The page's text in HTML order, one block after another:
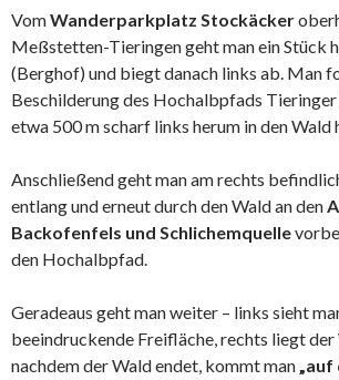
VomWanderparkplatz Stockäcker
Meßstetten-Tieringen geht man ein Stück
(Berghof) und biegt danach links ab. Man
Beschilderung des Hochalbpfads
etwa 500 m scharf links herum in den Wald
Anschließend geht man am rechts
entlang und erneut durch den Wald an den
Backofenfels und Schlichemquelle
den Hochalbpfad.
Geradeaus geht man weiter – links sieht
beeindruckende Freifläche, rechts liegt der
nachdem der Wald endet, kommt man„auf